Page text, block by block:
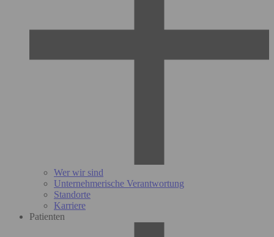
Wer wir sind
Unternehmerische Verantwortung
Standorte
Karriere
Patienten